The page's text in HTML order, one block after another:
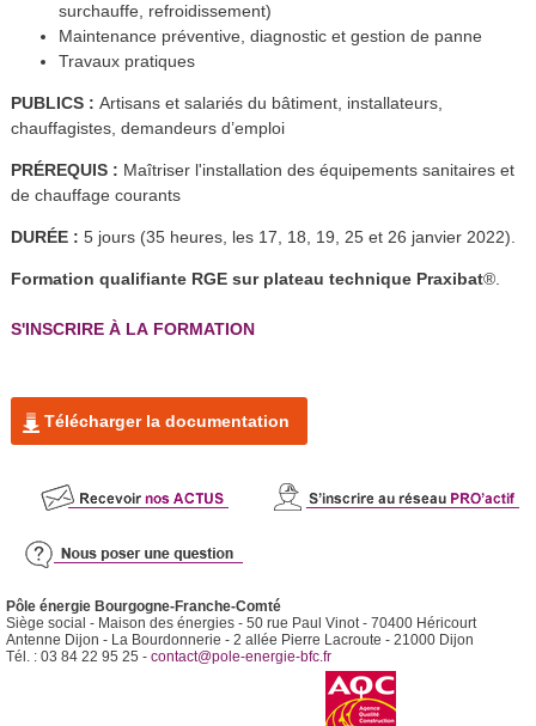
surchauffe, refroidissement)
Maintenance préventive, diagnostic et gestion de panne
Travaux pratiques
PUBLICS : Artisans et salariés du bâtiment, installateurs,
chauffagistes, demandeurs d’emploi
PRÉREQUIS : Maîtriser l'installation des équipements sanitaires et
de chauffage courants
DURÉE : 5 jours (35 heures, les 17, 18, 19, 25 et 26 janvier 2022).
Formation qualifiante RGE sur plateau technique Praxibat®.
S'INSCRIRE À LA FORMATION
Télécharger la documentation
Pôle énergie Bourgogne-Franche-Comté
Siège social - Maison des énergies - 50 rue Paul Vinot - 70400 Héricourt
Antenne Dijon - La Bourdonnerie - 2 allée Pierre Lacroute - 21000 Dijon
Tél. : 03 84 22 95 25 - contact@pole-energie-bfc.fr